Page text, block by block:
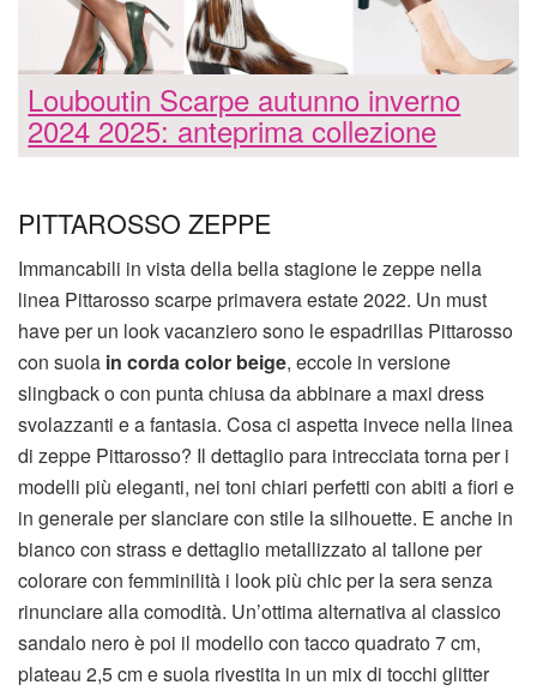
Louboutin Scarpe autunno inverno
2024 2025: anteprima collezione
PITTAROSSO ZEPPE
Immancabili in vista della bella stagione le zeppe nella
linea Pittarosso scarpe primavera estate 2022. Un must
have per un look vacanziero sono le espadrillas Pittarosso
con suola in corda color beige, eccole in versione
slingback o con punta chiusa da abbinare a maxi dress
svolazzanti e a fantasia. Cosa ci aspetta invece nella linea
di zeppe Pittarosso? Il dettaglio para intrecciata torna per i
modelli più eleganti, nei toni chiari perfetti con abiti a fiori e
in generale per slanciare con stile la silhouette. E anche in
bianco con strass e dettaglio metallizzato al tallone per
colorare con femminilità i look più chic per la sera senza
rinunciare alla comodità. Un’ottima alternativa al classico
sandalo nero è poi il modello con tacco quadrato 7 cm,
plateau 2,5 cm e suola rivestita in un mix di tocchi glitter